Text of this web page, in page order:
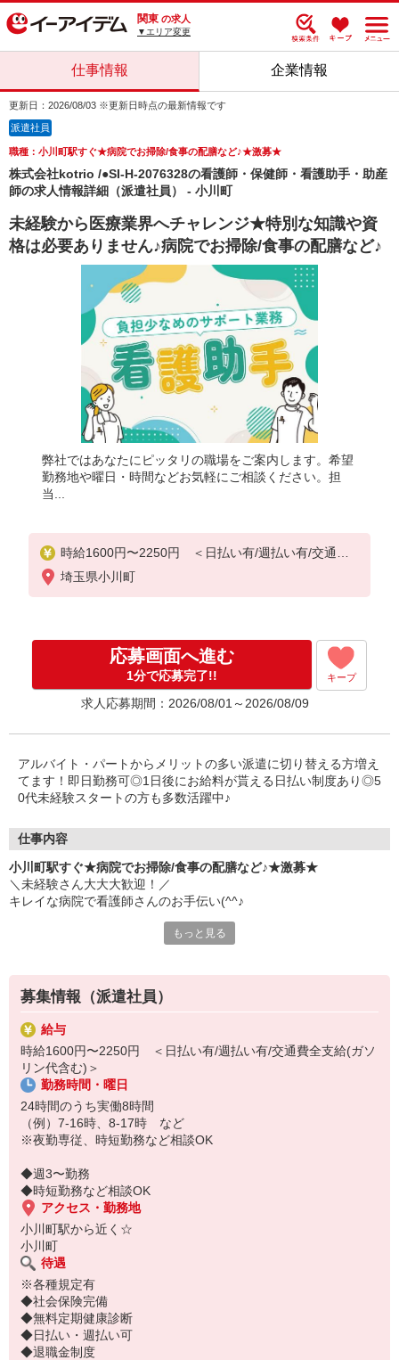
関東 の求人
▼エリア変更
仕事情報 企業情報
更新日：2026/08/03 ※更新日時点の最新情報です
派遣社員
職種：小川町駅すぐ★病院でお掃除/食事の配膳など♪★激募★
株式会社kotrio /●SI-H-2076328の看護師・保健師・看護助手・助産
師の求人情報詳細（派遣社員） - 小川町
未経験から医療業界へチャレンジ★特別な知識や資
格は必要ありません♪病院でお掃除/食事の配膳など♪
弊社ではあなたにピッタリの職場をご案内します。希望
勤務地や曜日・時間などお気軽にご相談ください。担
当...
時給1600円〜2250円 ＜日払い有/週払い有/交通費
全支給(ガソリン代含む)＞
埼玉県小川町
応募画面へ進む
1分で応募完了!! キープ
求人応募期間：2026/08/01～2026/08/09
アルバイト・パートからメリットの多い派遣に切り替える方増え
てます！即日勤務可◎1日後にお給料が貰える日払い制度あり◎5
0代未経験スタートの方も多数活躍中♪
仕事内容
小川町駅すぐ★病院でお掃除/食事の配膳など♪★激募★
＼未経験さん大大大歓迎！／
キレイな病院で看護師さんのお手伝い(^^♪
★検査の付き添い
★必要に応じた生活介助 など
しっかりとしたサポート体制あり！
分からないことは何でも気軽に聞ける環境です◎
＜ｐoint＞
シフト多数あり♪
「日勤のみ」「平日だけ」など
お気軽にご相談ください
もっと見る
募集情報（派遣社員）
給与
時給1600円〜2250円 ＜日払い有/週払い有/交通費全支給(ガソ
リン代含む)＞
勤務時間・曜日
24時間のうち実働8時間
（例）7-16時、8-17時 など
※夜勤専従、時短勤務など相談OK
◆週3〜勤務
◆時短勤務など相談OK
アクセス・勤務地
小川町駅から近く☆
小川町
待遇
※各種規定有
◆社会保険完備
◆無料定期健康診断
◆日払い・週払い可
◆退職金制度